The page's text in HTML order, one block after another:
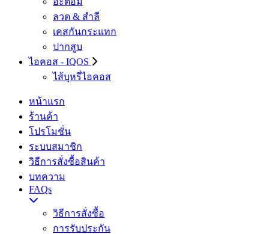
ลวด ​& สำลี
เคสกันกระแทก
ปากสูบ
ไอคอส - IQOS
ไส้บุหรี่ไอคอส
หน้าแรก
ร้านค้า
โปรโมชั่น
ระบบสมาชิก
วิธีการสั่งซื้อสินค้า
บทความ
FAQs
วิธีการสั่งซื้อ
การรับประกัน